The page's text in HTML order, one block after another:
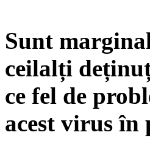
Sunt
ceilalți
ce fel de
acest virus în